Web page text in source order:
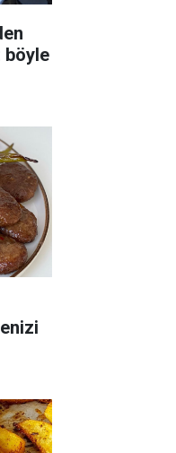
böyle